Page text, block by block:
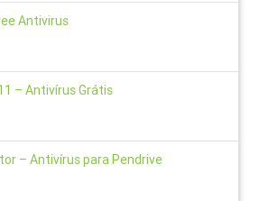
Antivirus
– Antivírus Grátis
– Antivírus para Pendrive